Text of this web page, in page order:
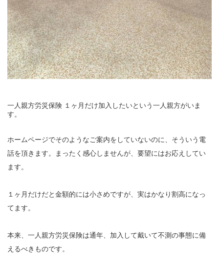
一人親方労災保険 １ヶ月だけ加入したいという一人親方がいま
す。
ホームページでそのようなご案内をしていないのに、そういう電
話を頂きます。まったく感心しませんが、要望にはお応えしてい
ます。
１ヶ月だけだと金額的には小さめですが、実はかなり割高になっ
てます。
本来、一人親方労災保険は通年、加入して戴いて不測の事態に備
えるべきものです。